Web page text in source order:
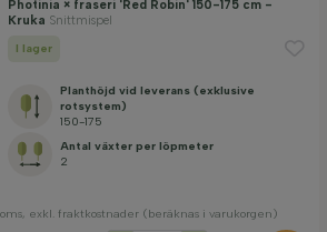
Photinia × fraseri 'Red Robin' 150-175 cm -
Kruka Snittmispel
I lager
Planthöjd vid leverans (exklusive
rotsystem)
150-175
Antal växter per löpmeter
2
exkl. fraktkostnader (beräknas i varukorgen)